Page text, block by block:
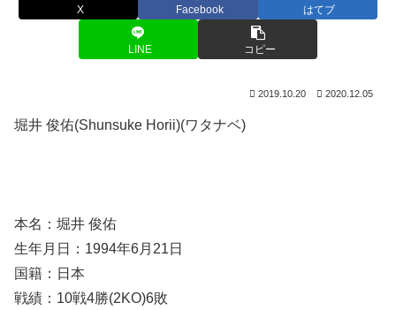
X Facebook はてブ
LINE コピー
2019.10.20 2020.12.05
堀井 俊佑(Shunsuke Horii)(ワタナベ)
本名：堀井 俊佑
生年月日：1994年6月21日
国籍：日本
戦績：10戦4勝(2KO)6敗